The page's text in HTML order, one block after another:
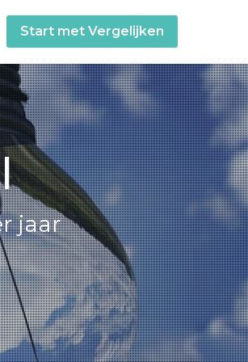
Start met Vergelijken
jaar